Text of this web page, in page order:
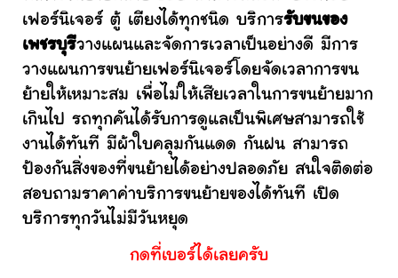
เฟอร์นิเจอร์ ตู้ เตียงได้ทุกชนิด บริการรับขนของ
เพชรบุรีวางแผนและจัดการเวลาเป็นอย่างดี มีการ
วางแผนการขนย้ายเฟอร์นิเจอร์โดยจัดเวลาการขน
ย้ายให้เหมาะสม เพื่อไม่ให้เสียเวลาในการขนย้ายมาก
เกินไป รถทุกคันได้รับการดูแลเป็นพิเศษสามารถใช้
งานได้ทันที มีผ้าใบคลุมกันแดด กันฝน สามารถ
ป้องกันสิ่งของที่ขนย้ายได้อย่างปลอดภัย สนใจติดต่อ
สอบถามราคาค่าบริการขนย้ายของได้ทันที เปิด
บริการทุกวันไม่มีวันหยุด
กดที่เบอร์ได้เลยครับ